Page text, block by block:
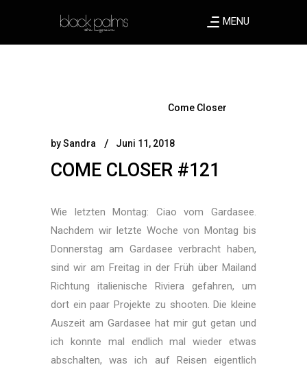
MENU
Come Closer
bySandra Juni 11, 2018
COME CLOSER #121
Wie letzten Montag: Ciao vom Gardasee.
Nachdem wir letzte Woche von Montag bis
Donnerstag am Gardasee verbracht haben,
sind wir am Freitag in der Früh über Mailand
Richtung italienische Riviera gefahren, um
dort ein paar Projekte zu shooten. Die kleine
Auszeit am Gardasee hat mir gut getan und
ich konnte mal endlich mal wieder etwas
abschalten, was ich auf Reisen eigentlich